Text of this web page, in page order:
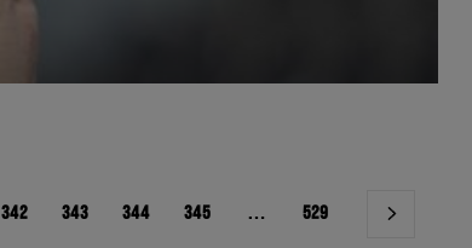
342 343 344 345 … 529